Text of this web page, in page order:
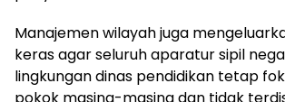
Manajemen wilayah juga
keras agar seluruh aparatur sipil
lingkungan dinas pendidikan tetap
pokok masing-masing dan tidak